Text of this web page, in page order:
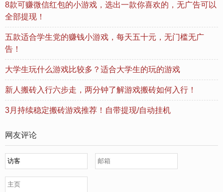
8款可赚微信红包的小游戏，选出一款你喜欢的，无广告可以
全部提现！
五款适合学生党的赚钱小游戏，每天五十元，无门槛无广
告！
大学生玩什么游戏比较多？适合大学生的玩的游戏
新人搬砖入行六步走，两分钟了解游戏搬砖如何入行！
3月持续稳定搬砖游戏推荐！自带提现/自动挂机
网友评论